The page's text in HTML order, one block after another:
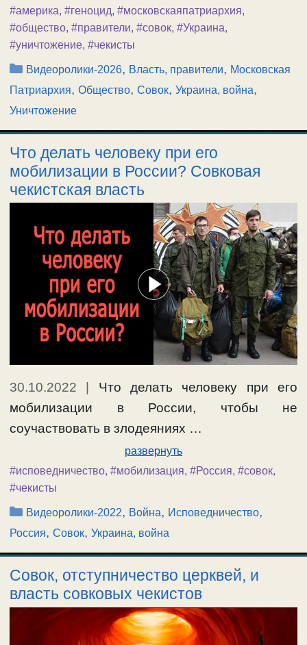
#америка, #геноцид, #московскаяпатриархия,
#общество, #правители, #совок, #Украина,
#уничтожение, #чекисты
Рубрики
Видеоролики-2026, Власть, правители, Московская
Патриархия, Общество, Совок, Украина, война,
Уничтожение
Что делать человеку при его
мобилизации в России? Совковая
чекистская власть
30.10.2022
Что делать человеку при его
мобилизации в России, чтобы не
соучаствовать в злодеяниях …
развернуть
#исповедничество, #мобилизация, #Россия, #совок,
#чекисты
Рубрики
Видеоролики-2022, Война, Исповедничество,
Россия, Совок, Украина, война
Совок, отступничество церквей, и
власть совковых чекистов